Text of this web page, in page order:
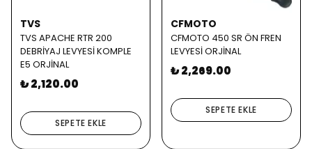
TVS
TVS APACHE RTR 200
DEBRİYAJ LEVYESİ KOMPLE
E5 ORJİNAL
₺ 2,120.00
SEPETE EKLE
CFMOTO
CFMOTO 450 SR ÖN FREN
LEVYESİ ORJİNAL
₺ 2,269.00
SEPETE EKLE